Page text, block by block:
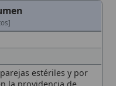
estériles y por
de
barba y vestiduras